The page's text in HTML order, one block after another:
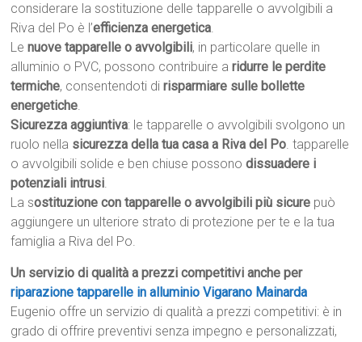
considerare la sostituzione delle tapparelle o avvolgibili a
Riva del Po è l’efficienza energetica.
Lenuove tapparelle o avvolgibili, in particolare quelle in
alluminio o PVC, possono contribuire aridurre le perdite
termiche, consentendoti dirisparmiare sulle bollette
energetiche.
Sicurezza aggiuntiva: le tapparelle o avvolgibili svolgono un
ruolo nella sicurezza della tua casa a Riva del Po. tapparelle
o avvolgibili solide e ben chiuse possonodissuadere i
potenziali intrusi.
La sostituzione con tapparelle o avvolgibili più sicure può
aggiungere un ulteriore strato di protezione per te e la tua
famiglia a Riva del Po.
Un servizio di qualità a prezzi competitivi anche per
riparazione tapparelle in alluminio Vigarano Mainarda
Eugenio offre un servizio di qualità a prezzi competitivi: è in
grado di offrire preventivi senza impegno e personalizzati,